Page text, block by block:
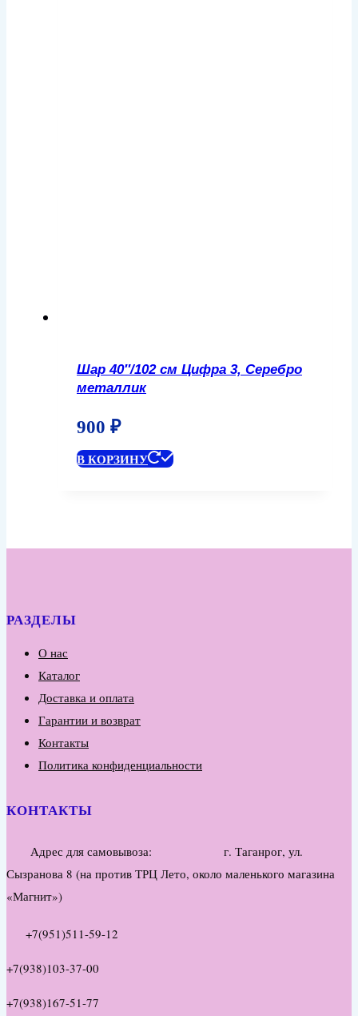
Шар 40″/102 см Цифра 3, Серебро
металлик
900 ₽
В КОРЗИНУ
РАЗДЕЛЫ
О нас
Каталог
Доставка и оплата
Гарантии и возврат
Контакты
Политика конфиденциальности
КОНТАКТЫ
Адрес для самовывоза: г. Таганрог, ул.
Сызранова 8 (на против ТРЦ Лето, около маленького магазина
«Магнит»)
+7(951)511-59-12
+7(938)103-37-00
+7(938)167-51-77